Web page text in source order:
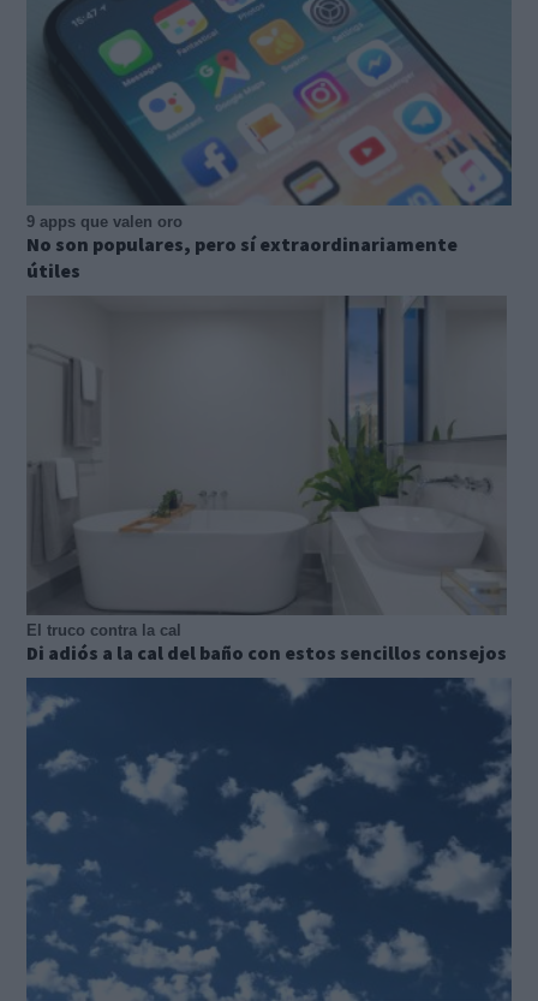
9 apps que valen oro
No son populares, pero sí extraordinariamente
útiles
El truco contra la cal
Di adiós a la cal del baño con estos sencillos consejos